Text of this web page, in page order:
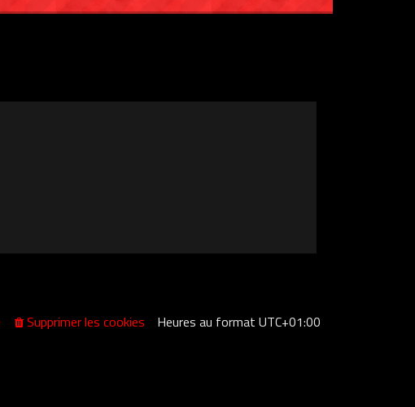
Heures au formatUTC+01:00
Supprimer les cookies